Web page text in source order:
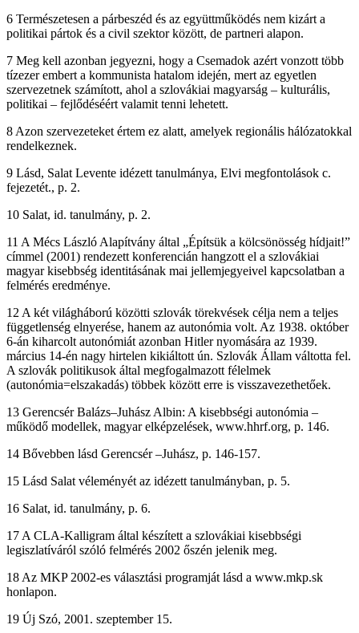
6 Természetesen a párbeszéd és az együttműködés nem kizárt a
politikai pártok és a civil szektor között, de partneri alapon.
7 Meg kell azonban jegyezni, hogy a Csemadok azért vonzott több
tízezer embert a kommunista hatalom idején, mert az egyetlen
szervezetnek számított, ahol a szlovákiai magyarság – kulturális,
politikai – fejlődéséért valamit tenni lehetett.
8 Azon szervezeteket értem ez alatt, amelyek regionális hálózatokkal
rendelkeznek.
9 Lásd, Salat Levente idézett tanulmánya, Elvi megfontolások c.
fejezetét., p. 2.
10 Salat, id. tanulmány, p. 2.
11 A Mécs László Alapítvány által „Építsük a kölcsönösség hídjait!”
címmel (2001) rendezett konferencián hangzott el a szlovákiai
magyar kisebbség identitásának mai jellemjegyeivel kapcsolatban a
felmérés eredménye.
12 A két világháború közötti szlovák törekvések célja nem a teljes
függetlenség elnyerése, hanem az autonómia volt. Az 1938. október
6-án kiharcolt autonómiát azonban Hitler nyomására az 1939.
március 14-én nagy hirtelen kikiáltott ún. Szlovák Állam váltotta fel.
A szlovák politikusok által megfogalmazott félelmek
(autonómia=elszakadás) többek között erre is visszavezethetőek.
13 Gerencsér Balázs–Juhász Albin: A kisebbségi autonómia –
működő modellek, magyar elképzelések, www.hhrf.org, p. 146.
14 Bővebben lásd Gerencsér –Juhász, p. 146-157.
15 Lásd Salat véleményét az idézett tanulmányban, p. 5.
16 Salat, id. tanulmány, p. 6.
17 A CLA-Kalligram által készített a szlovákiai kisebbségi
legiszlatíváról szóló felmérés 2002 őszén jelenik meg.
18 Az MKP 2002-es választási programját lásd a www.mkp.sk
honlapon.
19 Új Szó, 2001. szeptember 15.